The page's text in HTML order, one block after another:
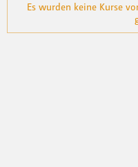
Es wurden keine Kurse